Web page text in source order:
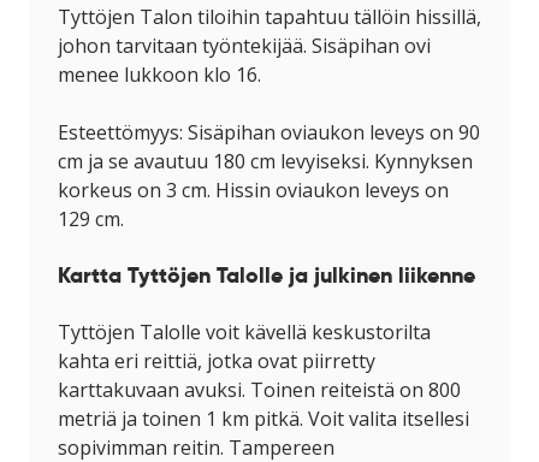
Tyttöjen Talon tiloihin tapahtuu tällöin hissillä,
johon tarvitaan työntekijää. Sisäpihan ovi
menee lukkoon klo 16.
Esteettömyys: Sisäpihan oviaukon leveys on 90
cm ja se avautuu 180 cm levyiseksi. Kynnyksen
korkeus on 3 cm. Hissin oviaukon leveys on
129 cm.
Kartta Tyttöjen Talolle ja julkinen liikenne
Tyttöjen Talolle voit kävellä keskustorilta
kahta eri reittiä, jotka ovat piirretty
karttakuvaan avuksi. Toinen reiteistä on 800
metriä ja toinen 1 km pitkä. Voit valita itsellesi
sopivimman reitin. Tampereen